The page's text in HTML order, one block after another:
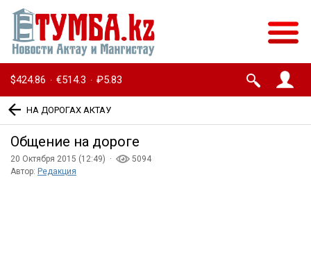
$424.86 · €514.3 · ₽5.83
НА ДОРОГАХ АКТАУ
Общение на дороге
20 Октября 2015 (12:49) ·
5094
Автор: Редакция